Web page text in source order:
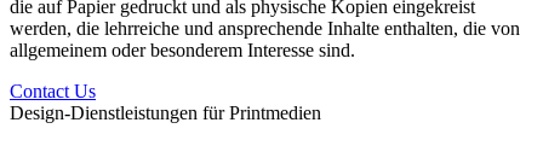
die auf Papier gedruckt und als physische Kopien eingekreist
werden, die lehrreiche und ansprechende Inhalte enthalten, die von
allgemeinem oder besonderem Interesse sind.
Contact Us
Design-Dienstleistungen für Printmedien